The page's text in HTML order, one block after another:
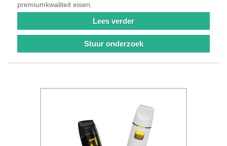
premiumkwaliteit eisen.
Lees verder
Stuur onderzoek